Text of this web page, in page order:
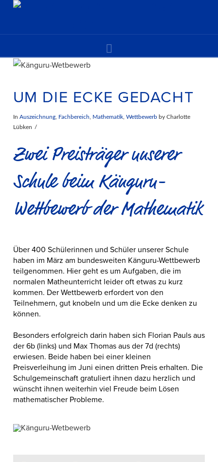
UM DIE ECKE GEDACHT
In Auszeichnung, Fachbereich Mathematik, Wettbewerbby Charlotte
Lübken
Zwei Preisträger unserer
Schule beim Känguru-
Wettbewerb der Mathematik
Über 400 Schülerinnen und Schüler unserer Schule
haben im März am bundesweiten Känguru-Wettbewerb
teilgenommen. Hier geht es um Aufgaben, die im
normalen Matheunterricht leider oft etwas zu kurz
kommen. Der Wettbewerb erfordert von den
Teilnehmern, gut knobeln und um die Ecke denken zu
können.
Besonders erfolgreich darin haben sich Florian Pauls aus
der 6b (links) und Max Thomas aus der 7d (rechts)
erwiesen. Beide haben bei einer kleinen
Preisverleihung im Juni einen dritten Preis erhalten. Die
Schulgemeinschaft gratuliert ihnen dazu herzlich und
wünscht ihnen weiterhin viel Freude beim Lösen
mathematischer Probleme.